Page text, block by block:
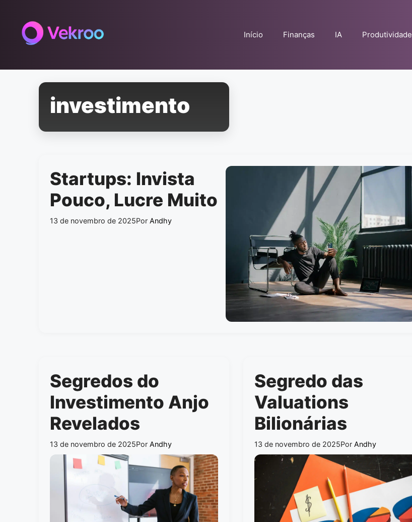
conteúdo
Início Finanças IA Produtividade
investimento
Startups: Invista
Pouco, Lucre Muito
13 de novembro de 2025Por Andhy
Segredos do
Investimento Anjo
Revelados
13 de novembro de 2025Por Andhy
Segredo das
Valuations
Bilionárias
13 de novembro de 2025Por Andhy